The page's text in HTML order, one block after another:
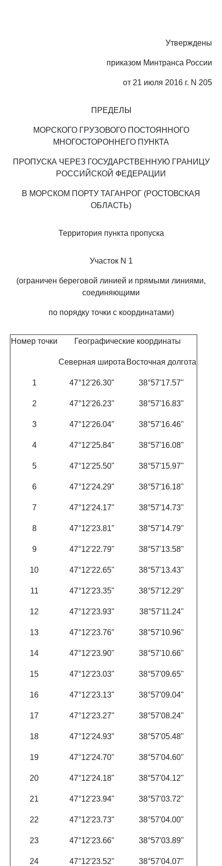
Утверждены
приказом Минтранса России
от 21 июля 2016 г. N 205
ПРЕДЕЛЫ
МОРСКОГО ГРУЗОВОГО ПОСТОЯННОГО
МНОГОСТОРОННЕГО ПУНКТА
ПРОПУСКА ЧЕРЕЗ ГОСУДАРСТВЕННУЮ ГРАНИЦУ
РОССИЙСКОЙ ФЕДЕРАЦИИ
В МОРСКОМ ПОРТУ ТАГАНРОГ (РОСТОВСКАЯ
ОБЛАСТЬ)
Территория пункта пропуска
Участок N 1
(ограничен береговой линией и прямыми линиями,
соединяющими
по порядку точки с координатами)
Номер точки Географические координаты
Северная широта Восточная долгота
1 47°12'26.30" 38°57'17.57"
2 47°12'26.23" 38°57'16.83"
3 47°12'26.04" 38°57'16.46"
4 47°12'25.84" 38°57'16.08"
5 47°12'25.50" 38°57'15.97"
6 47°12'24.29" 38°57'16.18"
7 47°12'24.17" 38°57'14.73"
8 47°12'23.81" 38°57'14.79"
9 47°12'22.79" 38°57'13.58"
10 47°12'22.65" 38°57'13.43"
11 47°12'23.35" 38°57'12.29"
12 47°12'23.93" 38°57'11.24"
13 47°12'23.76" 38°57'10.96"
14 47°12'23.90" 38°57'10.66"
15 47°12'23.03" 38°57'09.65"
16 47°12'23.13" 38°57'09.04"
17 47°12'23.27" 38°57'08.24"
18 47°12'24.93" 38°57'05.48"
19 47°12'24.70" 38°57'04.60"
20 47°12'24.18" 38°57'04.12"
21 47°12'23.94" 38°57'03.72"
22 47°12'23.73" 38°57'04.00"
23 47°12'23.66" 38°57'03.89"
24 47°12'23.52" 38°57'04.07"